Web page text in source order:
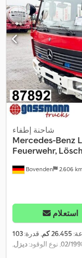
Bovenden 2.606 km
شاحنة إطفاء
Mercedes-Benz
Feuerwehr,
استعلام
26.455 كم , قدرة:103
02/, نوع الوقود:ديزل,